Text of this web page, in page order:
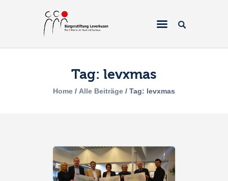
Tag: levxmas
Home Alle Beiträge Tag: levxmas
Home
Galerien & Fotos
Förderantrag